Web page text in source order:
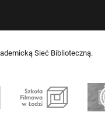
Sieć Biblioteczną.